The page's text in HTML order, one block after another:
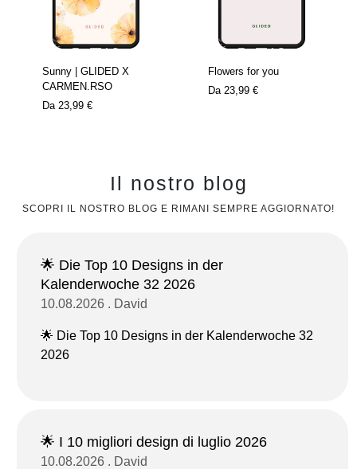
Sunny | GLIDED X
CARMEN.RSO
Da 23,99 €
Flowers for you
Da 23,99 €
Il nostro blog
SCOPRI IL NOSTRO BLOG E RIMANI SEMPRE AGGIORNATO!
🌟 Die Top 10 Designs in der
Kalenderwoche 32 2026
10.08.2026 . David
🌟 Die Top 10 Designs in der Kalenderwoche 32
2026
🌟 I 10 migliori design di luglio 2026
10.08.2026 . David